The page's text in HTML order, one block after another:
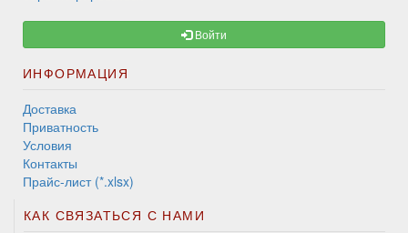
Войти
ИНФОРМАЦИЯ
Доставка
Приватность
Условия
Контакты
Прайс-лист (*.xlsx)
КАК СВЯЗАТЬСЯ С НАМИ